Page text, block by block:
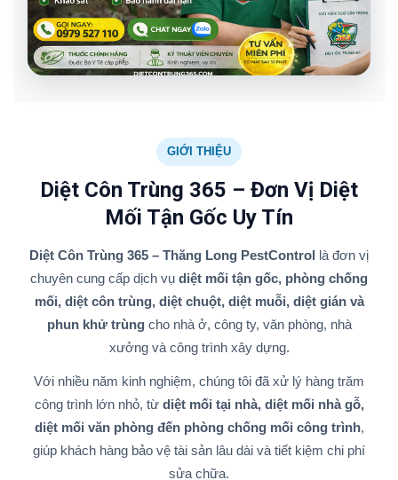
GIỚI THIỆU
Diệt Côn Trùng 365 – Đơn Vị Diệt
Mối Tận Gốc Uy Tín
Diệt Côn Trùng 365 – Thăng Long PestControl là đơn vị
chuyên cung cấp dịch vụ diệt mối tận gốc, phòng chống
mối, diệt côn trùng, diệt chuột, diệt muỗi, diệt gián và
phun khử trùngcho nhà ở, công ty, văn phòng, nhà
xưởng và công trình xây dựng.
Với nhiều năm kinh nghiệm, chúng tôi đã xử lý hàng trăm
công trình lớn nhỏ, từ diệt mối tại nhà, diệt mối nhà gỗ,
diệt mối văn phòng đến phòng chống mối công trình,
giúp khách hàng bảo vệ tài sản lâu dài và tiết kiệm chi phí
sửa chữa.